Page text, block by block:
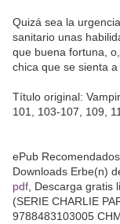
Quizá sea la
sanitario unas
que buena fortuna,
chica que se sienta
Título original:
101, 103-107, 109,
ePub
Downloads Erbe(n)
pdf, Descarga gratis
(SERIE CHARLIE
9788483103005